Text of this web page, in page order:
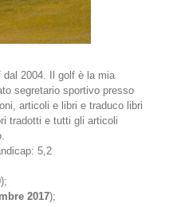
dal 2004. Il golf è la mia
segretario sportivo presso
articoli e libri e traduco libri
tradotti e tutti gli articoli
5,2
);
2017);